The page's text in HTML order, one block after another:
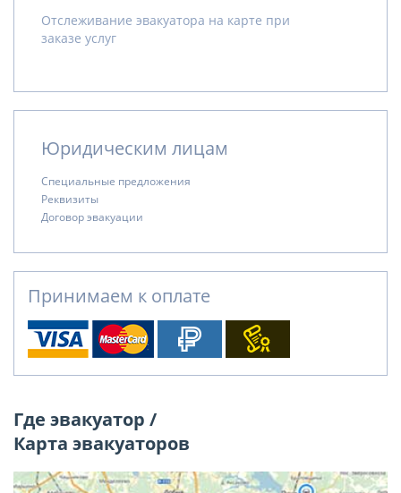
Отслеживание эвакуатора на карте при
заказе услуг
Юридическим лицам
Специальные предложения
Реквизиты
Договор эвакуации
Принимаем к оплате
Где эвакуатор /
Карта эвакуаторов